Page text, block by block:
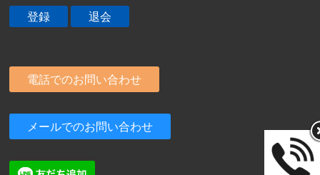
電話でのお問い合わせ
メールでのお問い合わせ